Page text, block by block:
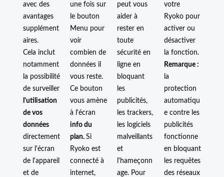
avec des
avantages
supplément
aires.
Cela inclut
notamment
la possibilité
de surveiller
l'utilisation
de vos
données
directement
sur l'écran
de l'appareil
et de
une fois sur
le bouton
Menu pour
voir
combien de
données il
vous reste.
Ce bouton
vous amène
à l'écran
info du
plan. Si
Ryoko est
connecté à
internet,
peut vous
aider à
rester en
toute
sécurité en
ligne en
bloquant
les
publicités,
les trackers,
les logiciels
malveillants
et
l'hameçonn
age. Pour
votre
Ryoko pour
activer ou
désactiver
la fonction.
Remarque :
la
protection
automatiqu
e contre les
publicités
fonctionne
en bloquant
les requêtes
des réseaux